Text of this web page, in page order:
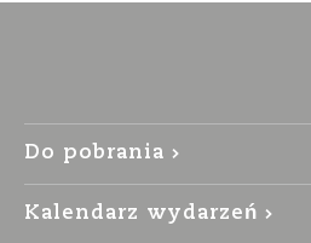
Do pobrania
Kalendarz wydarzeń